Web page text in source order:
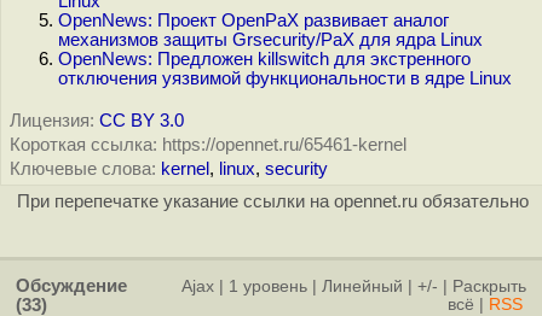
OpenNews: Проект OpenPaX развивает аналог
механизмов защиты Grsecurity/PaX для ядра Linux
OpenNews: Предложен killswitch для экстренного
отключения уязвимой функциональности в ядре Linux
Лицензия: CC BY 3.0
Короткая ссылка: https://opennet.ru/65461-kernel
Ключевые слова: kernel , linux, security
При перепечатке указание ссылки на opennet.ru обязательно
Обсуждение
(33)
Ajax 1 уровень Линейный +/-
Раскрыть
всё
RSS